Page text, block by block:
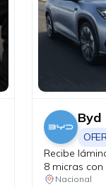
Byd
Recibe
8 micras
Yuan Pro DM-i.
Nacional